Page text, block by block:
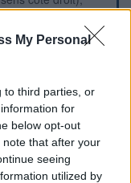
My Personal
to third parties, or
for
below opt-out
that after your
seeing
utilized by
gauche en
plus loin